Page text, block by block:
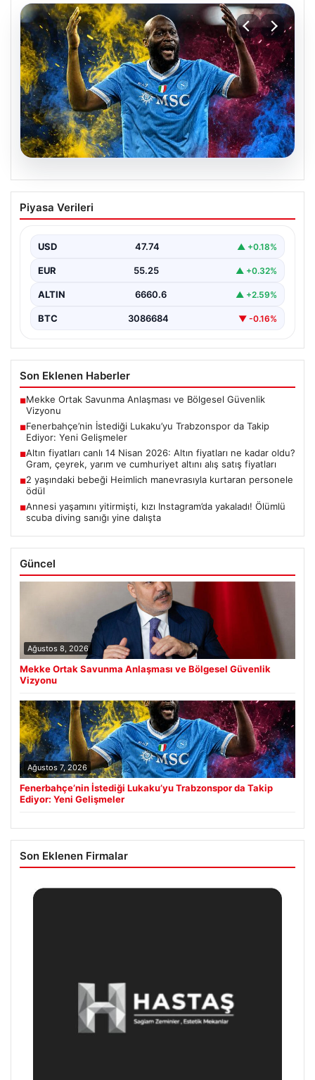
07.08.2026
Fenerbahçe’nin İstediği Lukaku’yu
Trabzonspor da Takip Ediyor: Yeni
İtalya Serie A'da Napoli forması giyen ve takımda
Piyasa Verileri
USD 47.74 ▲ +0.18%
EUR 55.25 ▲ +0.32%
ALTIN 6660.6 ▲ +2.59%
BTC 3086684 ▼ -0.16%
Son Eklenen Haberler
■Mekke Ortak Savunma Anlaşması ve Bölgesel Güvenlik
Vizyonu
■Fenerbahçe’nin İstediği Lukaku’yu Trabzonspor da Takip
Ediyor: Yeni Gelişmeler
■Altın fiyatları canlı 14 Nisan 2026: Altın fiyatları ne kadar oldu?
Gram, çeyrek, yarım ve cumhuriyet altını alış satış fiyatları
■2 yaşındaki bebeği Heimlich manevrasıyla kurtaran personele
ödül
■Annesi yaşamını yitirmişti, kızı Instagram’da yakaladı! Ölümlü
scuba diving sanığı yine dalışta
Güncel
Ağustos 8, 2026
Mekke Ortak Savunma Anlaşması ve Bölgesel Güvenlik
Vizyonu
Ağustos 7, 2026
Fenerbahçe’nin İstediği Lukaku’yu Trabzonspor da Takip
Ediyor: Yeni Gelişmeler
Son Eklenen Firmalar